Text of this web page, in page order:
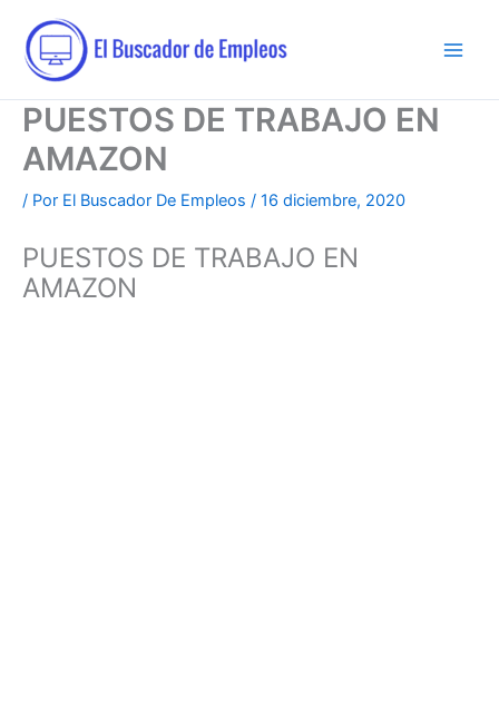
contenido
PUESTOS DE TRABAJO EN
AMAZON
/ Por El Buscador De Empleos / 16 diciembre, 2020
PUESTOS DE TRABAJO EN
AMAZON